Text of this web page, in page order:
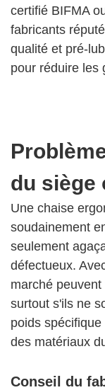
certifié BIFMA
fabricants
qualité et pré-
pour réduire les
du siège
Une chaise
soudainement
seulement
défectueux.
marché
surtout s'ils ne
poids
des matériaux
Conseil du